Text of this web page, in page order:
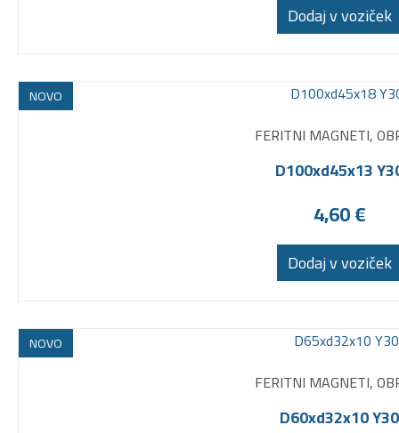
Dodaj v voziček
NOVO
FERITNI MAGNETI,
D100xd45x13
4,60€
Dodaj v voziček
NOVO
FERITNI MAGNETI,
D60xd32x10 Y30